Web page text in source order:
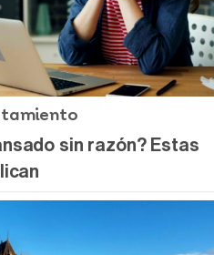
sin razón? Estas